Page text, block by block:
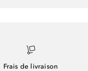
Frais de livraison